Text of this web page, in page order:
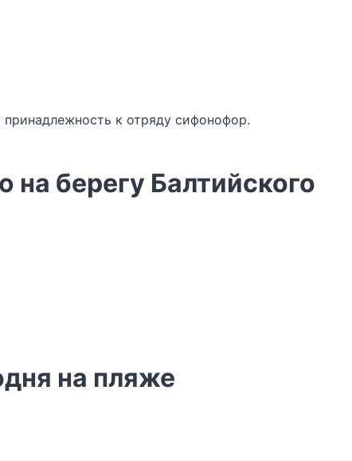
к отряду сифонофор.
берегу Балтийского
на пляже